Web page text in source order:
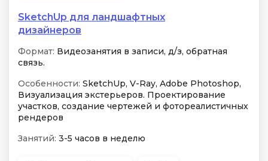
SketchUp для ландшафтных
дизайнеров
Формат: Видеозанятия в записи, д/з, обратная
связь.
Особенности: SketchUp, V-Ray, Adobe Photoshop,
Визуализация экстерьеров. Проектирование
участков, создание чертежей и фотореалистичных
рендеров
Занятий: 3-5 часов в неделю